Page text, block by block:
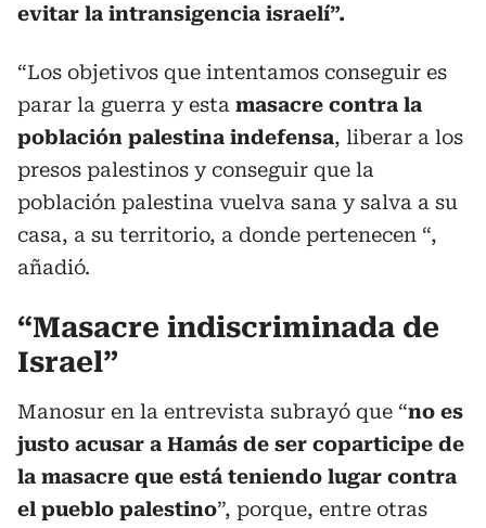
evitar la intransigencia israelí”.
“Los objetivos que intentamos conseguir es
parar la guerra y esta masacre contra la
población palestina indefensa, liberar a los
presos palestinos y conseguir que la
población palestina vuelva sana y salva a su
casa, a su territorio, a donde pertenecen “,
añadió.
“Masacre indiscriminada de
Israel”
Manosur en la entrevista subrayó que “no es
justo acusar a Hamás de ser coparticipe de
la masacre que está teniendo lugar contra
el pueblo palestino”, porque, entre otras